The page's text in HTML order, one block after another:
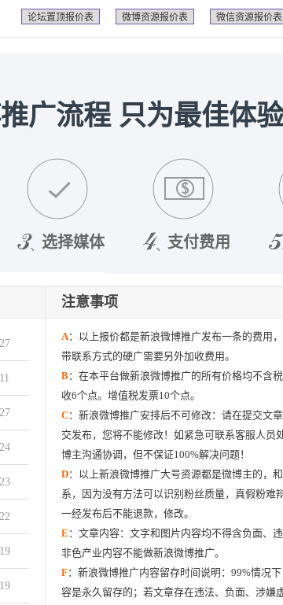
论坛置顶报价表 微博资源报价表 微信资源报价表
广流程 只为最佳体验
选择媒体 支付费用
注意事项
A：以上报价都是新浪微博推广发布一条的费用
带联系方式的硬广需要另外加收费用。
B：在本平台做新浪微博推广的所有价格均不含
收6个点。增值税发票10个点。
C：新浪微博推广安排后不可修改：请在提交文
交发布，您将不能修改！如紧急可联系客服人员
博主沟通协调，但不保证100%解决问题！
D：以上新浪微博推广大号资源都是微博主的，
系，因为没有方法可以识别粉丝质量，真假粉难
一经发布后不能退款，修改。
E ：文章内容：文字和图片内容均不得含负面、
非色产业内容不能做新浪微博推广。
F：新浪微博推广内容留存时间说明：99%情况
容是永久留存的；若文章存在违法、负面、涉嫌